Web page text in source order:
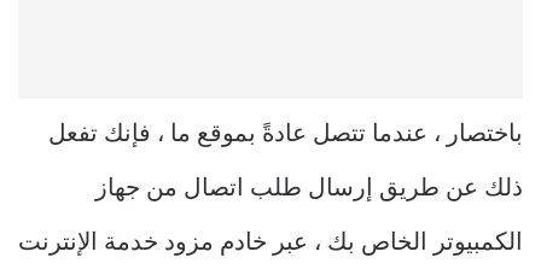
باختصار ، عندما تتصل عادةً بموقع ما ، فإنك تفعل
ذلك عن طريق إرسال طلب اتصال من جهاز
الكمبيوتر الخاص بك ، عبر خادم مزود خدمة الإنترنت